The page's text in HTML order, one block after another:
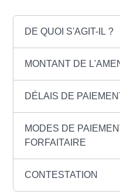
DE QUOI S'AGIT-IL ?
MONTANT DE
DÉLAIS DE
MODES DE
FORFAITAIRE
CONTESTATION